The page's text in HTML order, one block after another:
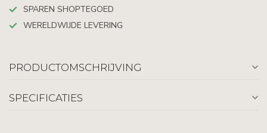
SPAREN SHOPTEGOED
WERELDWIJDE LEVERING
PRODUCTOMSCHRIJVING
SPECIFICATIES